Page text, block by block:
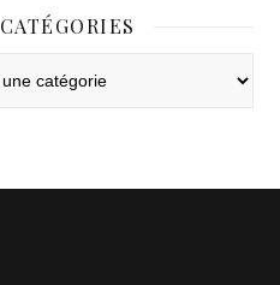
CATÉGORIES